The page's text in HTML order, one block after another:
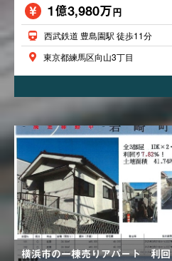
1億3,980万円
西武鉄道 豊島園駅 徒歩11分
東京都練馬区向山3丁目